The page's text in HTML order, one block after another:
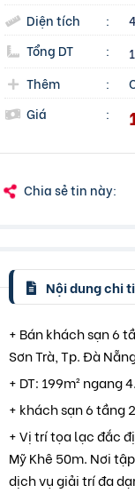
Diện tích
:
Tổng DT
:
Thêm :
Giá
:
Chia sẻ tin này:
Nội dung chi
+ Bán khách sạn 6
Sơn Trà, Tp. Đà
+ DT: 199m² ngang
+ khách sạn 6 tầng
+ Vị trí tọa lạc đắc
Mỹ Khê 50m. Nơi
dịch vụ giải trí đa